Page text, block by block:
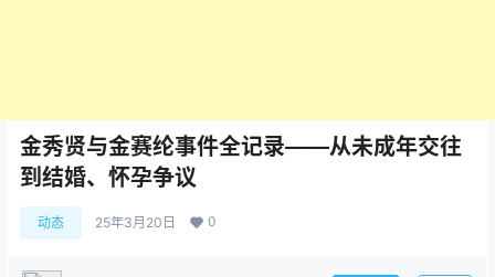
金秀贤与金赛纶事件全记录——从未成年交往
到结婚、怀孕争议
动态 25年3月20日 0